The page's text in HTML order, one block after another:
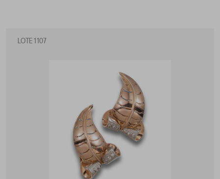
LOTE 1107